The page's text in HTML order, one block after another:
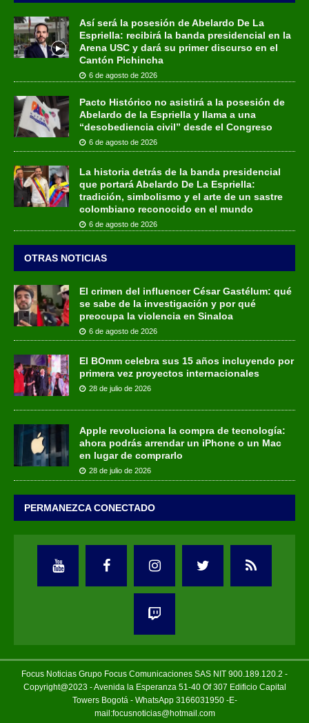
Así será la posesión de Abelardo De La
Espriella: recibirá la banda presidencial en la
Arena USC y dará su primer discurso en el
Cantón Pichincha
6 de agosto de 2026
Pacto Histórico no asistirá a la posesión de
Abelardo de la Espriella y llama a una
“desobediencia civil” desde el Congreso
6 de agosto de 2026
La historia detrás de la banda presidencial
que portará Abelardo De La Espriella:
tradición, simbolismo y el arte de un sastre
colombiano reconocido en el mundo
6 de agosto de 2026
OTRAS NOTICIAS
El crimen del influencer César Gastélum: qué
se sabe de la investigación y por qué
preocupa la violencia en Sinaloa
6 de agosto de 2026
El BOmm celebra sus 15 años incluyendo por
primera vez proyectos internacionales
28 de julio de 2026
Apple revoluciona la compra de tecnología:
ahora podrás arrendar un iPhone o un Mac
en lugar de comprarlo
28 de julio de 2026
PERMANEZCA CONECTADO
Focus Noticias Grupo Focus Comunicaciones SAS NIT 900.189.120.2 -
Copyright@2023 - Avenida la Esperanza 51-40 Of 307 Edificio Capital
Towers Bogotá - WhatsApp 3166031950 -E-
mail:focusnoticias@hotmail.com